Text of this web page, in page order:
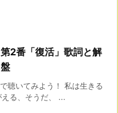
2番「復活」歌詞と解
聴いてみよう！ 私は生きる
る、そうだ、 ...